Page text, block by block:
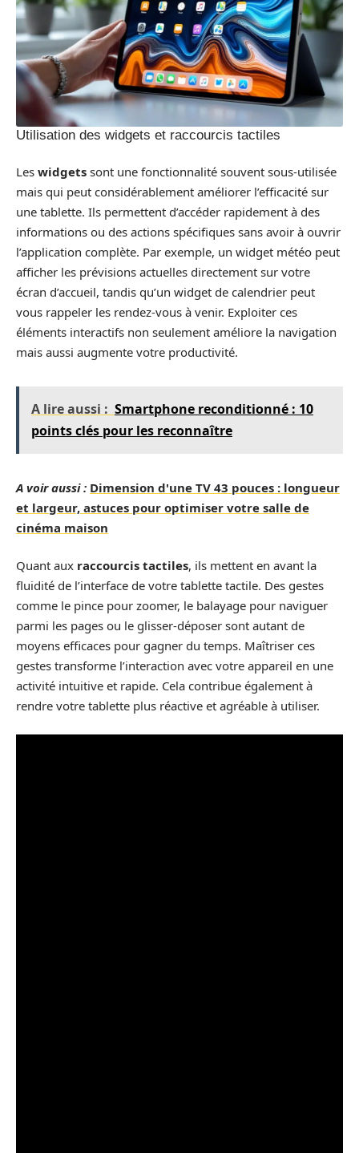
Utilisation des widgets et raccourcis tactiles
Les widgets sont une fonctionnalité souvent sous-utilisée
mais qui peut considérablement améliorer l’efficacité sur
une tablette. Ils permettent d’accéder rapidement à des
informations ou des actions spécifiques sans avoir à ouvrir
l’application complète. Par exemple, un widget météo peut
afficher les prévisions actuelles directement sur votre
écran d’accueil, tandis qu’un widget de calendrier peut
vous rappeler les rendez-vous à venir. Exploiter ces
éléments interactifs non seulement améliore la navigation
mais aussi augmente votre productivité.
A lire aussi : Smartphone reconditionné : 10
points clés pour les reconnaître
A voir aussi : Dimension d'une TV 43 pouces : longueur
et largeur, astuces pour optimiser votre salle de
cinéma maison
Quant aux raccourcis tactiles, ils mettent en avant la
fluidité de l’interface de votre tablette tactile. Des gestes
comme le pince pour zoomer, le balayage pour naviguer
parmi les pages ou le glisser-déposer sont autant de
moyens efficaces pour gagner du temps. Maîtriser ces
gestes transforme l’interaction avec votre appareil en une
activité intuitive et rapide. Cela contribue également à
rendre votre tablette plus réactive et agréable à utiliser.